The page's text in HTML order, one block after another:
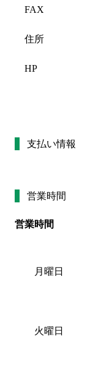
FAX
住所
HP
支払い情報
営業時間
営業時間
月曜日
火曜日